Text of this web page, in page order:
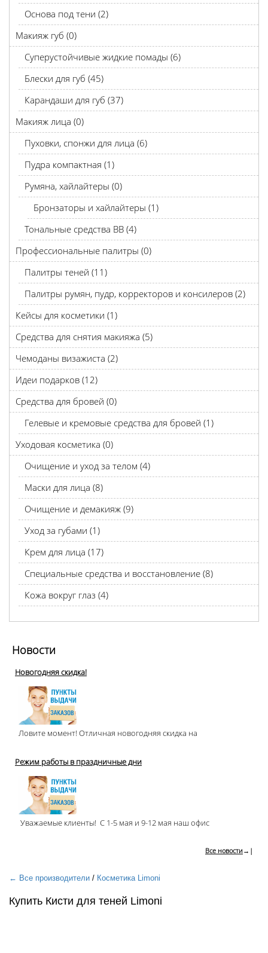
Основа под тени (2)
Макияж губ (0)
Суперустойчивые жидкие помады (6)
Блески для губ (45)
Карандаши для губ (37)
Макияж лица (0)
Пуховки, спонжи для лица (6)
Пудра компактная (1)
Румяна, хайлайтеры (0)
Бронзаторы и хайлайтеры (1)
Тональные средства BB (4)
Профессиональные палитры (0)
Палитры теней (11)
Палитры румян, пудр, корректоров и консилеров (2)
Кейсы для косметики (1)
Средства для снятия макияжа (5)
Чемоданы визажиста (2)
Идеи подарков (12)
Средства для бровей (0)
Гелевые и кремовые средства для бровей (1)
Уходовая косметика (0)
Очищение и уход за телом (4)
Маски для лица (8)
Очищение и демакияж (9)
Уход за губами (1)
Крем для лица (17)
Специальные средства и восстановление (8)
Кожа вокруг глаз (4)
Новости
Новогодняя скидка!
Ловите момент! Отличная новогодняя скидка на
Режим работы в праздничные дни
Уважаемые клиенты! С 1-5 мая и 9-12 мая наш офис
Все новости →|
← Все производители / Косметика Limoni
Купить Кисти для теней Limoni